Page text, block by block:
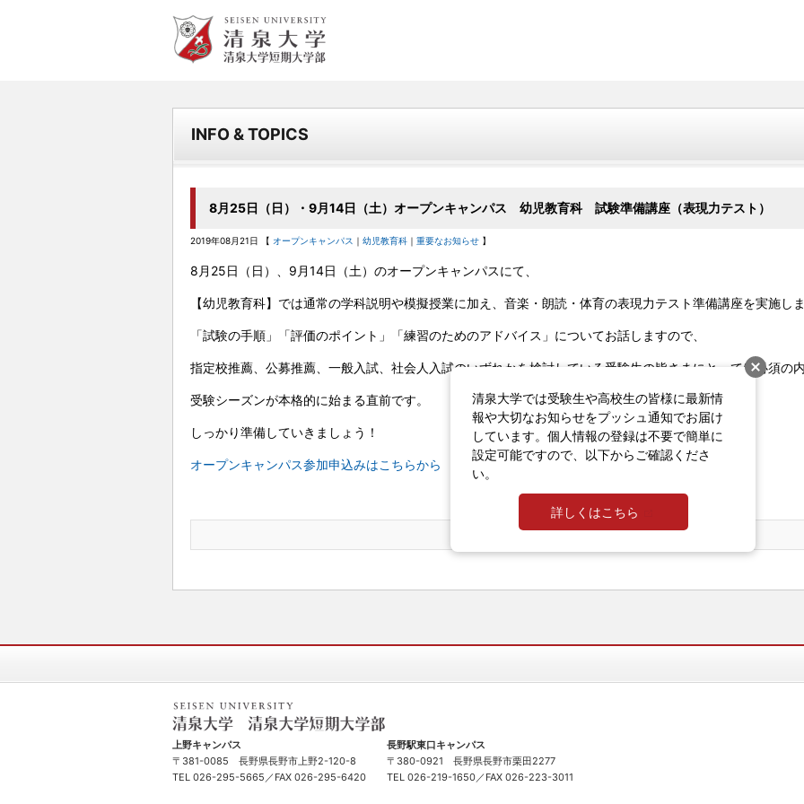
INFO & TOPICS
8月25日（日）・9月14日（土）オープンキャンパス 幼児教育科 試験準備講座（表現力テスト）
2019年08月21日 【 オープンキャンパス ｜ 幼児教育科 ｜ 重要なお知らせ 】
8月25日（日）、9月14日（土）のオープンキャンパスにて、
【幼児教育科】では通常の学科説明や模擬授業に加え、音楽・朗読・体育の表現力テスト準備講座を実施しま
「試験の手順」「評価のポイント」「練習のためのアドバイス」についてお話しますので、
指定校推薦、公募推薦、一般入試、社会人入試のいずれかを検討している受験生の皆さまにとっては必須の内
受験シーズンが本格的に始まる直前です。
しっかり準備していきましょう！
オープンキャンパス参加申込みはこちらから
前の記事 ｜ 新着一覧に戻る ｜ 次の記事
清泉女学院大学 清泉女学院短期大学
上野キャンパス
〒381-0085 長野県長野市上野2-120-8
TEL 026-295-5665 ／FAX 026-295-6420
長野駅東口キャンパス
〒380-0921 長野県長野市栗田2277
TEL 026-219-1650／FAX 026-223-3011
清泉大学では受験生や高校生の皆様に最新情
報や大切なお知らせをプッシュ通知でお届け
しています。個人情報の登録は不要で簡単に
設定可能ですので、以下からご確認くださ
い。
詳しくはこちら